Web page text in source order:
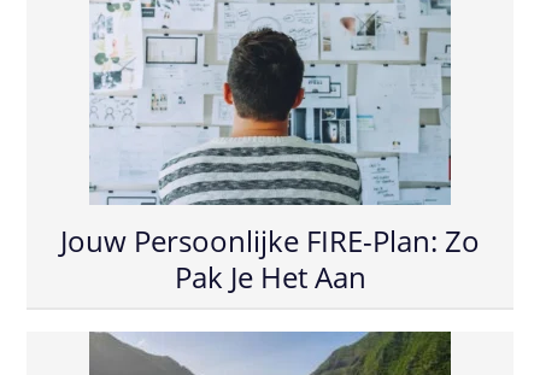
Jouw Persoonlijke FIRE-Plan: Zo
Pak Je Het Aan